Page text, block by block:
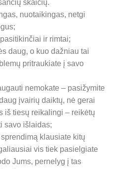
skaičių.
nuotaikingas, netgi
ir rimtai;
daug, o kuo dažniau tai
pritraukiate į savo
nemokate – pasižymite
įvairių daiktų, nė gerai
iš tiesų reikalingi – reikėtų
savo išlaidas;
klausiate kitų
vis tiek pasielgiate
Jums, pernelyg į tas